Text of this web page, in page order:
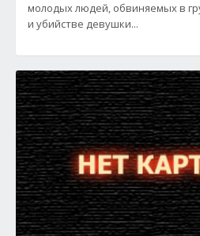
молодых людей, обвиняемых в
и убийстве девушки...